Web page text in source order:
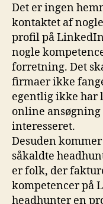
Det er ingen
kontaktet af
profil på
nogle
forretning. Det
firmaer ikke
egentlig ikke har
online
interesseret.
Desuden
såkaldte
er folk, der
kompetencer på
headhunter en